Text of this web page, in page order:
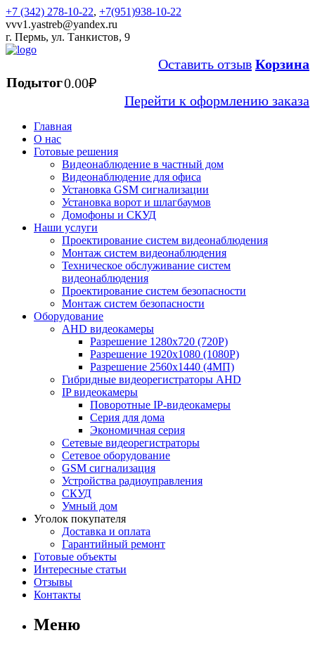
+7 (342) 278-10-22, +7(951)938-10-22
vvv1.yastreb@yandex.ru
г. Пермь, ул. Танкистов, 9
Оставить отзыв Корзина
Подытог0.00₽
Перейти к оформлению заказа
Главная
О нас
Готовые решения
Видеонаблюдение в частный дом
Видеонаблюдение для офиса
Установка GSM сигнализации
Установка ворот и шлагбаумов
Домофоны и СКУД
Наши услуги
Проектирование систем видеонаблюдения
Монтаж систем видеонаблюдения
Техническое обслуживание систем
видеонаблюдения
Проектирование систем безопасности
Монтаж систем безопасности
Оборудование
AHD видеокамеры
Разрешение 1280х720 (720P)
Разрешение 1920х1080 (1080P)
Разрешение 2560х1440 (4МП)
Гибридные видеорегистраторы AHD
IP видеокамеры
Поворотные IP-видеокамеры
Серия для дома
Экономичная серия
Сетевые видеорегистраторы
Сетевое оборудование
GSM сигнализация
Устройства радиоуправления
СКУД
Умный дом
Уголок покупателя
Доставка и оплата
Гарантийный ремонт
Готовые объекты
Интересные статьи
Отзывы
Контакты
Меню